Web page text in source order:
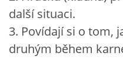
další situaci.
3. Povídají si o tom,
druhým během